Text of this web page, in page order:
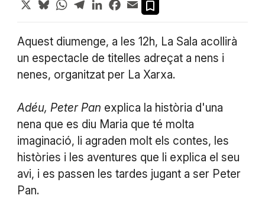
Aquest diumenge, a les 12h, La Sala acollirà
un espectacle de titelles adreçat a nens i
nenes, organitzat per La Xarxa.
Adéu, Peter Pan explica la història d'una
nena que es diu Maria que té molta
imaginació, li agraden molt els contes, les
històries i les aventures que li explica el seu
avi, i es passen les tardes jugant a ser Peter
Pan.